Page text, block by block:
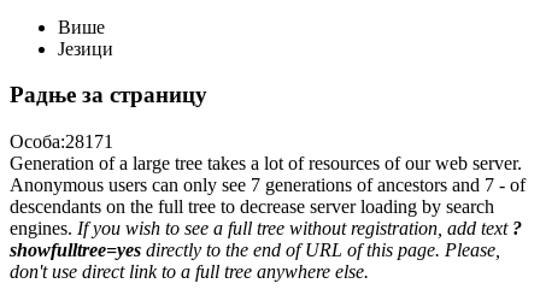
Више
Језици
Радње за страницу
Особа:28171
Generation of a large tree takes a lot of resources of our web server.
Anonymous users can only see 7 generations of ancestors and 7 - of
descendants on the full tree to decrease server loading by search
engines. If you wish to see a full tree without registration, add text ?
showfulltree=yes directly to the end of URL of this page. Please,
don't use direct link to a full tree anywhere else.